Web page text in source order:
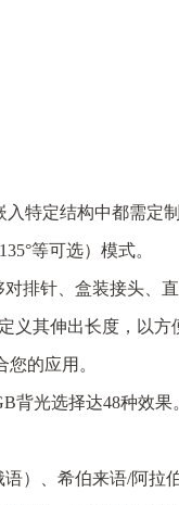
入特定结构中都需定制
等可选）模式。
排针、盒装接头、
其伸出长度，以方
的应用。
背光选择达48种效
）、希伯来语/阿拉伯